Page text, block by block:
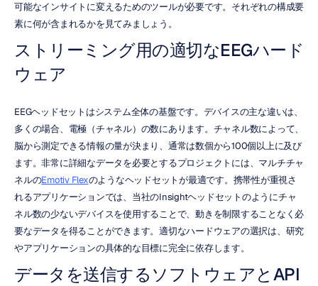
可能なインサイトに変えるためのツールが必要です。それぞれの構成要
素に何が含まれるかを見てみましょう。
ストリーミング用の適切なEEGハード
ウェア
EEGヘッドセットはシステム全体の基盤です。デバイスの主な違いは、
多くの場合、電極（チャネル）の数にあります。チャネル数によって、
脳から測定できる情報の量が決まり、通常は数個から100個以上に及び
ます。非常に詳細なデータを必要とするプロジェクトには、マルチチャ
ネルのEmotiv Flexのようなヘッドセットが最適です。携帯性が重視さ
れるアプリケーションでは、当社のInsightヘッドセットのようにチャ
ネル数の少ないデバイスを使用することで、動きを制限することなく必
要なデータを得ることができます。適切なハードウェアの選択は、研究
やアプリケーションの具体的な目標に完全に依存します。
データを送信するソフトウェアとAPI